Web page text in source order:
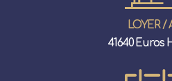
LOYER /
41640 Euros